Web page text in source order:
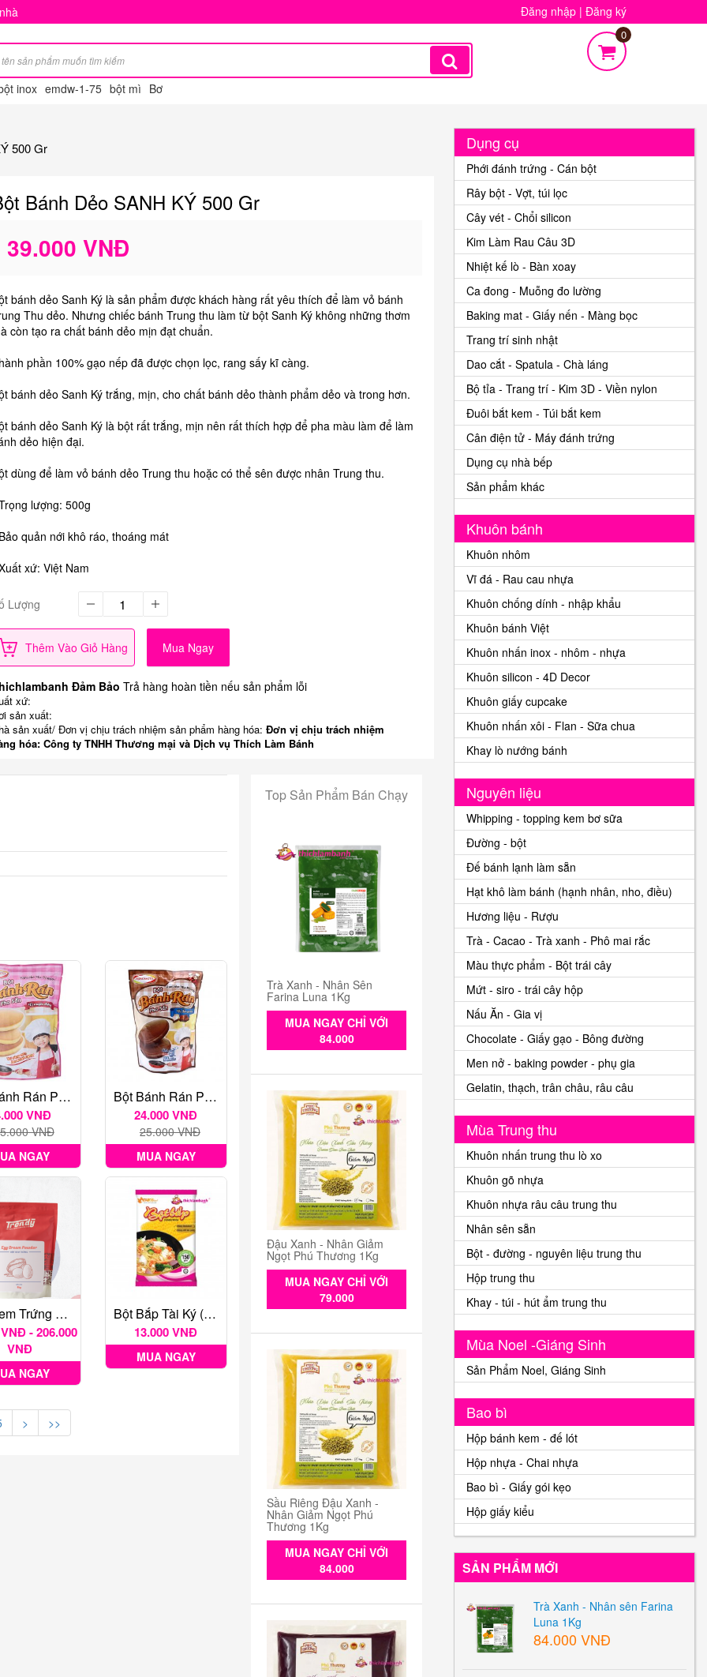
Đăng nhập | Đăng ký
inox emdw-1-75 bột mì Bơ
0
500 Gr
Bánh Dẻo SANH KÝ 500 Gr
39.000 VNĐ
bánh dẻo Sanh Ký là sản phẩm được khách hàng rất yêu thích để làm vỏ bánh
Thu dẻo. Nhưng chiếc bánh Trung thu làm từ bột Sanh Ký không những thơm
còn tạo ra chất bánh dẻo mịn đạt chuẩn.
phần 100% gạo nếp đã được chọn lọc, rang sấy kĩ càng.
bánh dẻo Sanh Ký trắng, mịn, cho chất bánh dẻo thành phẩm dẻo và trong hơn.
bánh dẻo Sanh Ký là bột rất trắng, mịn nên rất thích hợp để pha màu làm để làm
dẻo hiện đại.
dùng để làm vỏ bánh dẻo Trung thu hoặc có thể sên được nhân Trung thu.
lượng: 500g
quản nới khô ráo, thoáng mát
xứ: Việt Nam
Lượng
Thêm Vào Giỏ Hàng Mua Ngay
Đảm Bảo Trả hàng hoàn tiền nếu sản phẩm lỗi
xứ:
sản xuất:
sản xuất/ Đơn vị chịu trách nhiệm sản phẩm hàng hóa: Đơn vị chịu trách nhiệm
hóa: Công ty TNHH Thương mại và Dịch vụ Thích Làm Bánh
Bột Bánh Rán Pha Sẵn Ajinomoto Vị Truyền Thống
VNĐ
VNĐ
NGAY
Bột Bánh Rán Pha Sẵn Ajinomoto Vị Sôcôla
24.000 VNĐ
25.000 VNĐ
MUA NGAY
Bột Kem Trứng Trendy
- 206.000
VNĐ
NGAY
Bột Bắp Tài Ký (150g)
13.000 VNĐ
MUA NGAY
> >>
Top Sản Phẩm Bán Chạy
Trà Xanh - Nhân Sên
Farina Luna 1Kg
MUA NGAY CHỈ VỚI
84.000
Đậu Xanh - Nhân Giảm
Ngọt Phú Thương 1Kg
MUA NGAY CHỈ VỚI
79.000
Sầu Riêng Đậu Xanh -
Nhân Giảm Ngọt Phú
Thương 1Kg
MUA NGAY CHỈ VỚI
84.000
Dụng cụ
Phới đánh trứng - Cán bột
Rây bột - Vợt, túi lọc
Cây vét - Chổi silicon
Kim Làm Rau Câu 3D
Nhiệt kế lò - Bàn xoay
Ca đong - Muỗng đo lường
Baking mat - Giấy nến - Màng bọc
Trang trí sinh nhật
Dao cắt - Spatula - Chà láng
Bộ tỉa - Trang trí - Kim 3D - Viền nylon
Đuôi bắt kem - Túi bắt kem
Cân điện tử - Máy đánh trứng
Dụng cụ nhà bếp
Sản phẩm khác
Khuôn bánh
Khuôn nhôm
Vĩ đá - Rau cau nhựa
Khuôn chống dính - nhập khẩu
Khuôn bánh Việt
Khuôn nhấn inox - nhôm - nhựa
Khuôn silicon - 4D Decor
Khuôn giấy cupcake
Khuôn nhấn xôi - Flan - Sữa chua
Khay lò nướng bánh
Nguyên liệu
Whipping - topping kem bơ sữa
Đường - bột
Đế bánh lạnh làm sẵn
Hạt khô làm bánh (hạnh nhân, nho, điều)
Hương liệu - Rượu
Trà - Cacao - Trà xanh - Phô mai rắc
Màu thực phẩm - Bột trái cây
Mứt - siro - trái cây hộp
Nấu Ăn - Gia vị
Chocolate - Giấy gạo - Bông đường
Men nở - baking powder - phụ gia
Gelatin, thạch, trân châu, râu câu
Mùa Trung thu
Khuôn nhấn trung thu lò xo
Khuôn gõ nhựa
Khuôn nhựa râu câu trung thu
Nhân sên sẵn
Bột - đường - nguyên liệu trung thu
Hộp trung thu
Khay - túi - hút ẩm trung thu
Mùa Noel -Giáng Sinh
Sản Phẩm Noel, Giáng Sinh
Bao bì
Hộp bánh kem - đế lót
Hộp nhựa - Chai nhựa
Bao bì - Giấy gói kẹo
Hộp giấy kiểu
SẢN PHẨM MỚI
Trà Xanh - Nhân sên Farina
Luna 1Kg
84.000 VNĐ